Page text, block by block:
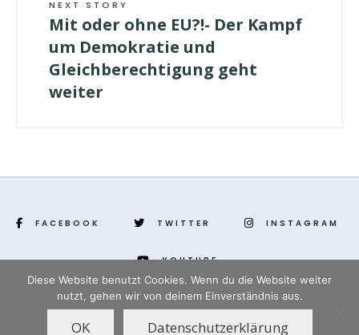
NEXT STORY
Mit oder ohne EU?!- Der Kampf
um Demokratie und
Gleichberechtigung geht
weiter
FACEBOOK TWITTER INSTAGRAM
YOUTUBE
www.yenihayat.de
Diese Website benutzt Cookies. Wenn du die Website weiter
nutzt, gehen wir von deinem Einverständnis aus.
OK Datenschutzerklärung